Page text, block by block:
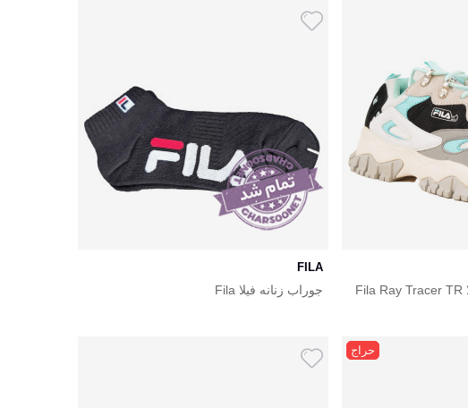
کفش ورزشی زنانه فیلا Fila Ray Tracer TR
FILA
جوراب زنانه فیلا Fila
حراج